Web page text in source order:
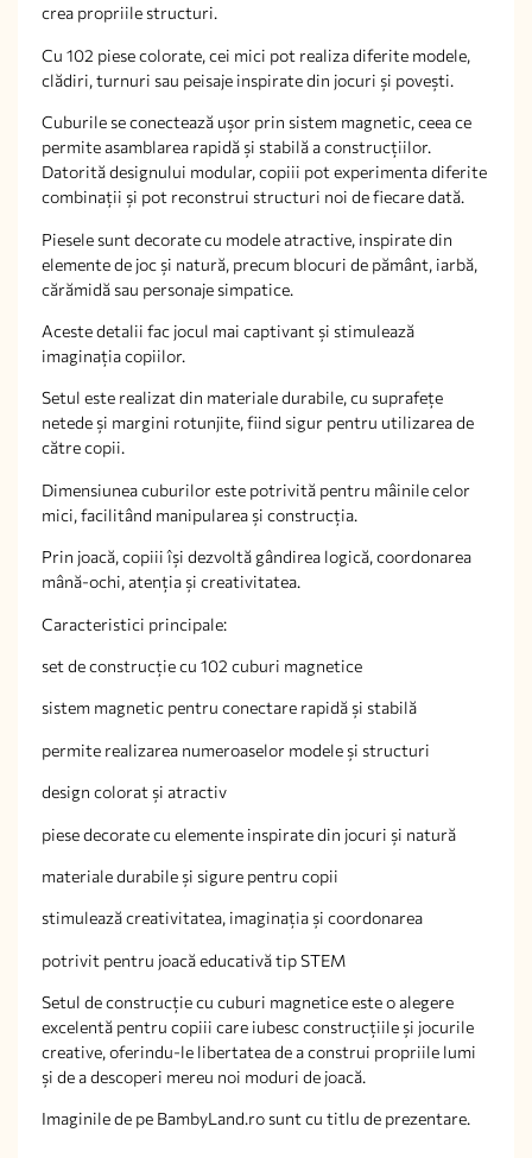
crea propriile structuri.
Cu 102 piese colorate, cei mici pot realiza diferite modele,
clădiri, turnuri sau peisaje inspirate din jocuri și povești.
Cuburile se conectează ușor prin sistem magnetic, ceea ce
permite asamblarea rapidă și stabilă a construcțiilor.
Datorită designului modular, copiii pot experimenta diferite
combinații și pot reconstrui structuri noi de fiecare dată.
Piesele sunt decorate cu modele atractive, inspirate din
elemente de joc și natură, precum blocuri de pământ, iarbă,
cărămidă sau personaje simpatice.
Aceste detalii fac jocul mai captivant și stimulează
imaginația copiilor.
Setul este realizat din materiale durabile, cu suprafețe
netede și margini rotunjite, fiind sigur pentru utilizarea de
către copii.
Dimensiunea cuburilor este potrivită pentru mâinile celor
mici, facilitând manipularea și construcția.
Prin joacă, copiii își dezvoltă gândirea logică, coordonarea
mână-ochi, atenția și creativitatea.
Caracteristici principale:
set de construcție cu 102 cuburi magnetice
sistem magnetic pentru conectare rapidă și stabilă
permite realizarea numeroaselor modele și structuri
design colorat și atractiv
piese decorate cu elemente inspirate din jocuri și natură
materiale durabile și sigure pentru copii
stimulează creativitatea, imaginația și coordonarea
potrivit pentru joacă educativă tip STEM
Setul de construcție cu cuburi magnetice este o alegere
excelentă pentru copiii care iubesc construcțiile și jocurile
creative, oferindu-le libertatea de a construi propriile lumi
și de a descoperi mereu noi moduri de joacă.
Imaginile de pe BambyLand.ro sunt cu titlu de prezentare.